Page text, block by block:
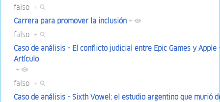
falso +
Carrera para promover la inclusión +
falso +
Caso de análisis - El conflicto judicial entre Epic Games y Apple
Artículo
+
falso +
Caso de análisis - Sixth Vowel: el estudio argentino que murió